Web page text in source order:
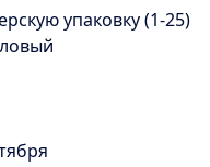
упаковку (1-25)